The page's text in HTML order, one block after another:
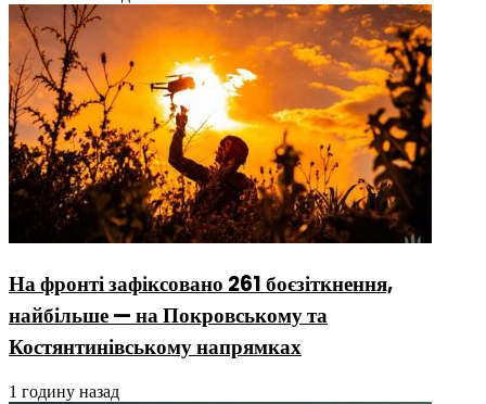
На фронті зафіксовано 261 боєзіткнення,
найбільше — на Покровському та
Костянтинівському напрямках
1 годину назад